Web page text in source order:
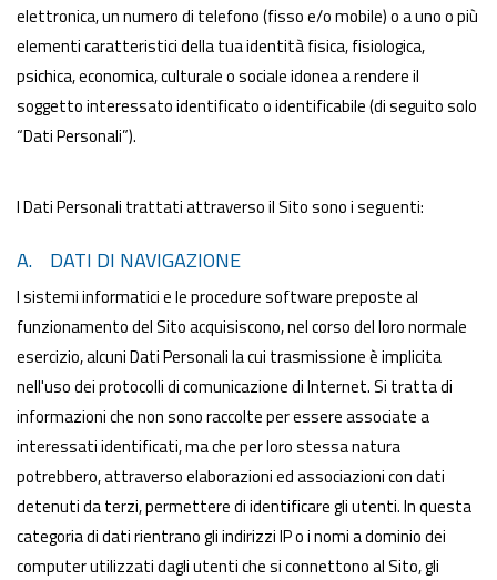
elettronica, un numero di telefono (fisso e/o mobile) o a uno o più
elementi caratteristici della tua identità fisica, fisiologica,
psichica, economica, culturale o sociale idonea a rendere il
soggetto interessato identificato o identificabile (di seguito solo
“Dati Personali”).
I Dati Personali trattati attraverso il Sito sono i seguenti:
A. DATI DI NAVIGAZIONE
I sistemi informatici e le procedure software preposte al
funzionamento del Sito acquisiscono, nel corso del loro normale
esercizio, alcuni Dati Personali la cui trasmissione è implicita
nell'uso dei protocolli di comunicazione di Internet. Si tratta di
informazioni che non sono raccolte per essere associate a
interessati identificati, ma che per loro stessa natura
potrebbero, attraverso elaborazioni ed associazioni con dati
detenuti da terzi, permettere di identificare gli utenti. In questa
categoria di dati rientrano gli indirizzi IP o i nomi a dominio dei
computer utilizzati dagli utenti che si connettono al Sito, gli